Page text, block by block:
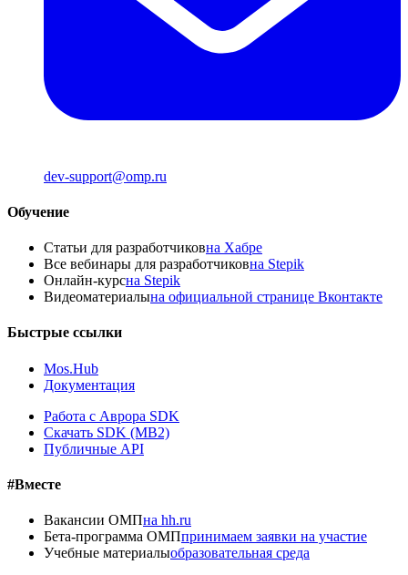
dev-support@omp.ru
Обучение
Статьи для разработчиковна Хабре
Все вебинары для разработчиковна Stepik
Онлайн-курсна Stepik
Видеоматериалына официальной странице Вконтакте
Быстрые ссылки
Mos.Hub
Документация
Работа с Аврора SDK
Скачать SDK (MB2)
Публичные API
#Вместе
Вакансии ОМПна hh.ru
Бета-программа ОМПпринимаем заявки на участие
Учебные материалыобразовательная среда